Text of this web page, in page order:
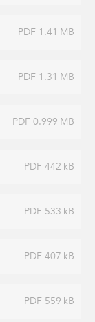
PDF 1.41 MB
PDF 1.31 MB
PDF 0.999 MB
PDF 442 kB
PDF 533 kB
PDF 407 kB
PDF 559 kB